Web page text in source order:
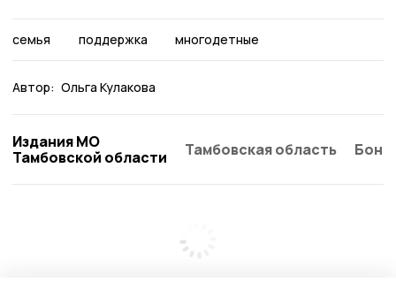
семья поддержка многодетные
Автор: Ольга Кулакова
Издания МО
Тамбовской области
Тамбовская область